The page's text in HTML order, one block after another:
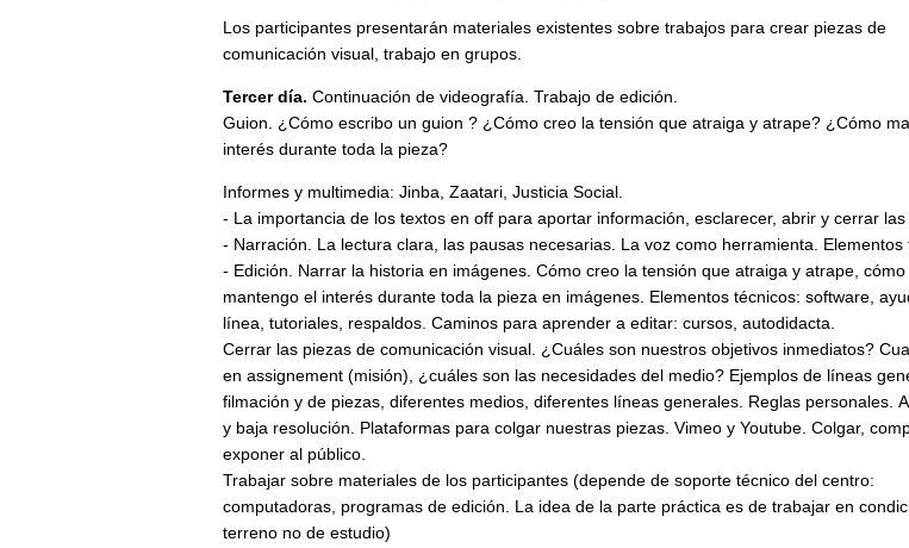
Los participantes presentarán materiales existentes sobre trabajos para crear piezas de
comunicación visual, trabajo en grupos.
Tercer día. Continuación de videografía. Trabajo de edición.
Guion. ¿Cómo escribo un guion ? ¿Cómo creo la tensión que atraiga y atrape? ¿Cómo
interés durante toda la pieza?
Informes y multimedia: Jinba, Zaatari, Justicia Social.
- La importancia de los textos en off para aportar información, esclarecer, abrir y cerrar las
- Narración. La lectura clara, las pausas necesarias. La voz como herramienta. Elementos
- Edición. Narrar la historia en imágenes. Cómo creo la tensión que atraiga y atrape, cómo
mantengo el interés durante toda la pieza en imágenes. Elementos técnicos: software,
línea, tutoriales, respaldos. Caminos para aprender a editar: cursos, autodidacta.
Cerrar las piezas de comunicación visual. ¿Cuáles son nuestros objetivos inmediatos?
en assignement (misión), ¿cuáles son las necesidades del medio? Ejemplos de líneas
filmación y de piezas, diferentes medios, diferentes líneas generales. Reglas personales.
y baja resolución. Plataformas para colgar nuestras piezas. Vimeo y Youtube. Colgar,
exponer al público.
Trabajar sobre materiales de los participantes (depende de soporte técnico del centro:
computadoras, programas de edición. La idea de la parte práctica es de trabajar en
terreno no de estudio)